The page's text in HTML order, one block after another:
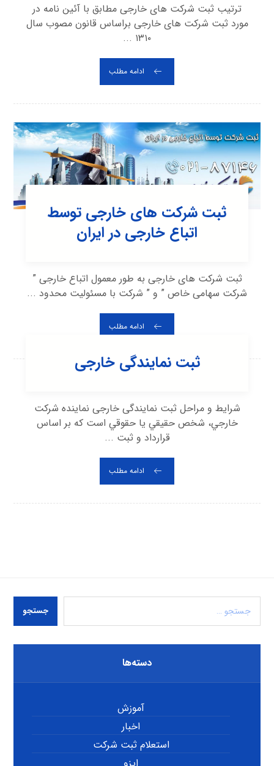
ترتیب ثبت شرکت های خارجی مطابق با آئین نامه در
مورد ثبت شرکت های خارجی براساس قانون مصوب سال
۱۳۱۰ ...
ادامه مطلب
ثبت شرکت های خارجی توسط
اتباع خارجی در ایران
ثبت شرکت های خارجی به طور معمول اتباع خارجی ”
شرکت سهامی خاص ” و ” شرکت با مسئولیت محدود ...
ادامه مطلب
ثبت نمایندگی خارجی
شرایط و مراحل ثبت نمایندگی خارجی نماينده شركت
خارجي، شخص حقيقي يا حقوقي است كه بر اساس
قرارداد و ثبت ...
ادامه مطلب
جستجو
دسته‌ها
آموزش
اخبار
استعلام ثبت شرکت